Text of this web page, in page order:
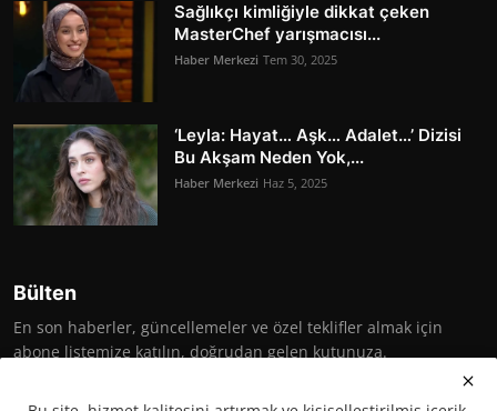
Sağlıkçı kimliğiyle dikkat çeken
MasterChef yarışmacısı...
Haber Merkezi Tem 30, 2025
‘Leyla: Hayat… Aşk… Adalet…’ Dizisi
Bu Akşam Neden Yok,...
Haber Merkezi Haz 5, 2025
Bülten
En son haberler, güncellemeler ve özel teklifler almak için
abone listemize katılın, doğrudan gelen kutunuza.
Abone Ol